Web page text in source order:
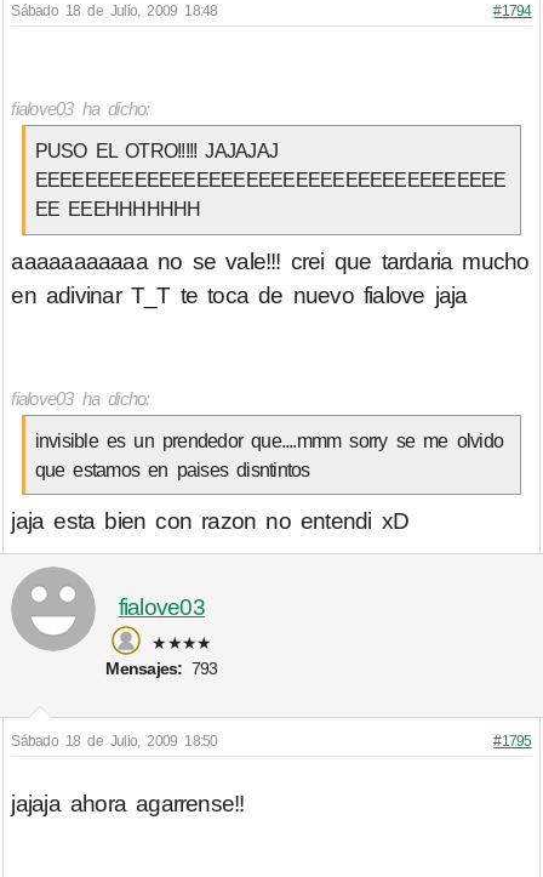
Sábado 18 de Julio, 2009 18:48 #1794
fialove03 ha dicho:
PUSO EL OTRO!!!!! JAJAJAJ
EEEEEEEEEEEEEEEEEEEEEEEEEEEEEEEEEEEEEE
EE EEEHHHHHHH
aaaaaaaaaaa no se vale!!! crei que tardaria mucho
en adivinar T_T te toca de nuevo fialove jaja
fialove03 ha dicho:
invisible es un prendedor que....mmm sorry se me olvido
que estamos en paises disntintos
jaja esta bien con razon no entendi xD
fialove03
★★★★
Mensajes: 793
Sábado 18 de Julio, 2009 18:50 #1795
jajaja ahora agarrense!!